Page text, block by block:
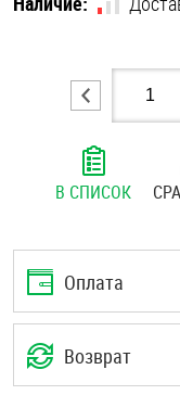
В СПИСОК
Оплата
Возврат